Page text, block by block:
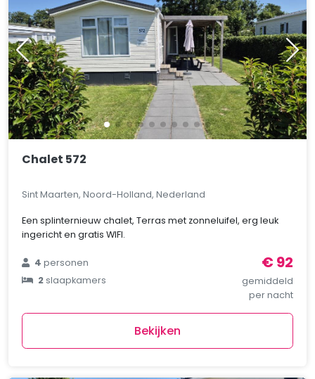
Chalet 572
Sint Maarten, Noord-Holland, Nederland
Een splinternieuw chalet, Terras met zonneluifel, erg leuk
ingericht en gratis WIFI.
4personen
2slaapkamers
€ 92
gemiddeld
per nacht
Bekijken